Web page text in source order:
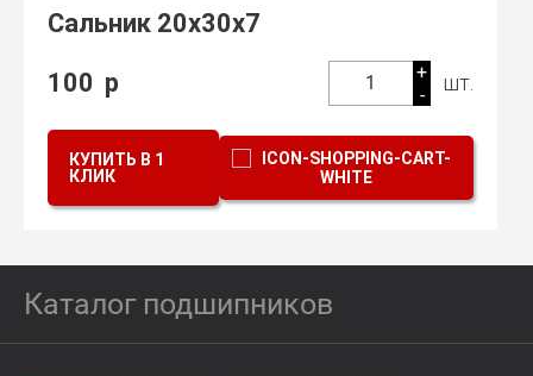
Каталог подшипников
Сальник 20х30х7
100 р 1
+
-
шт.
КУПИТЬ В 1
КЛИК